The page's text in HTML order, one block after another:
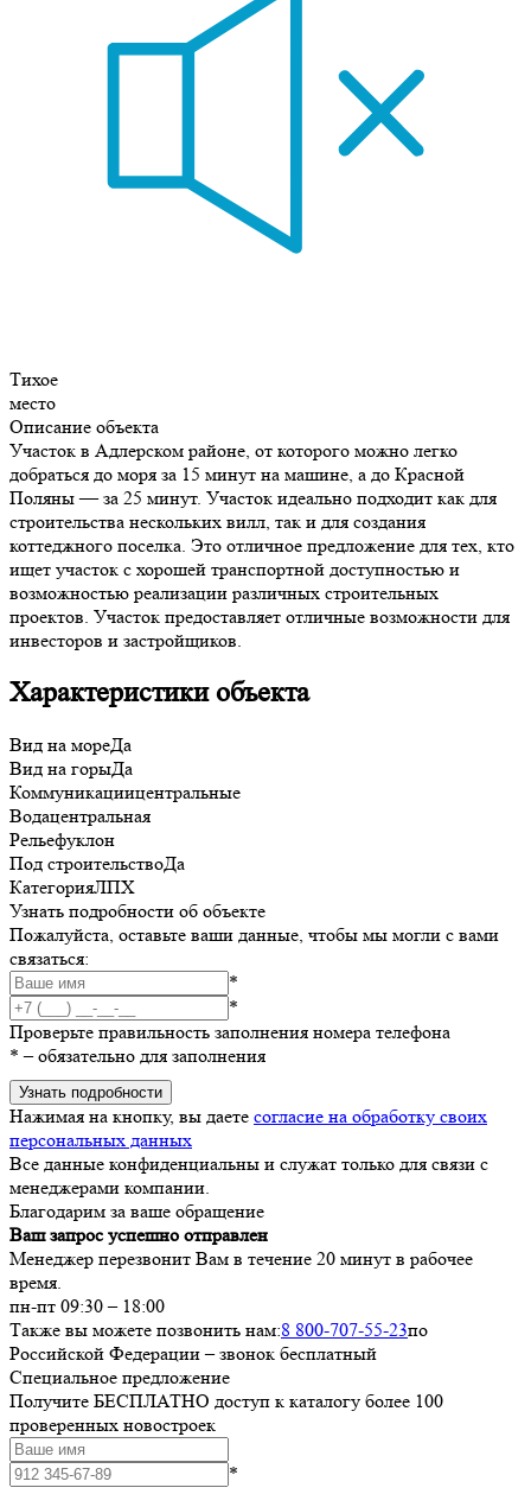
Тихое
место
Описание объекта
Участок в Адлерском районе, от которого можно легко
добраться до моря за 15 минут на машине, а до Красной
Поляны — за 25 минут. Участок идеально подходит как для
строительства нескольких вилл, так и для создания
коттеджного поселка. Это отличное предложение для тех, кто
ищет участок с хорошей транспортной доступностью и
возможностью реализации различных строительных
проектов. Участок предоставляет отличные возможности для
инвесторов и застройщиков.
Характеристики объекта
Вид на мореДа
Вид на горыДа
Коммуникациицентральные
Водацентральная
Рельефуклон
Под строительствоДа
КатегорияЛПХ
Узнать подробности об объекте
Пожалуйста, оставьте ваши данные, чтобы мы могли с вами
связаться:
*
*
Проверьте правильность заполнения номера телефона
* – обязательно для заполнения
Узнать подробности
Нажимая на кнопку, вы даете согласие на обработку своих
персональных данных
Все данные конфиденциальны и служат только для связи с
менеджерами компании.
Благодарим за ваше обращение
Ваш запрос успешно отправлен
Менеджер перезвонит Вам в течение 20 минут в рабочее
время.
пн-пт 09:30 – 18:00
Также вы можете позвонить нам:8 800-707-55-23по
Российской Федерации – звонок бесплатный
Специальное предложение
Получите БЕСПЛАТНО доступ к каталогу более 100
проверенных новостроек
*